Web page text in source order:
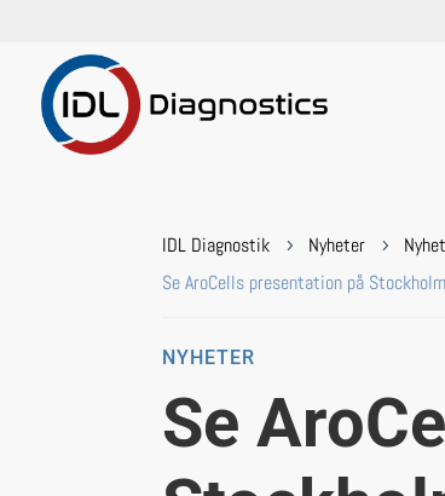
IDL Diagnostik 5 Nyheter 5
Se AroCells presentation på
NYHETER
Se